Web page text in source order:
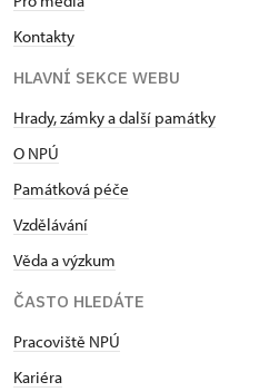
Kontakty
HLAVNÍ SEKCE WEBU
Hrady, zámky a další památky
O NPÚ
Památková péče
Vzdělávání
Věda a výzkum
ČASTO HLEDÁTE
Pracoviště NPÚ
Kariéra